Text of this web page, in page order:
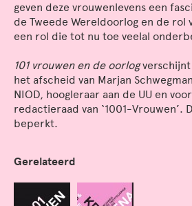
geven deze vrouwenlevens een
de Tweede Wereldoorlog en de rol
een rol die tot nu toe veelal
101 vrouwen en de oorlogverschijnt
het afscheid van Marjan
NIOD, hoogleraar aan de UU en
redactieraad van ‘1001-Vrouwen’.
beperkt.
Gerelateerd